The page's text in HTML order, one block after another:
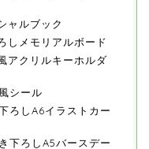
ャルブック
しメモリアルボード
アクリルキーホルダ
シール
ろしA6イラストカー
下ろしA5バースデー